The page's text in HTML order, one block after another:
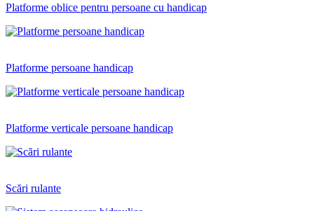
Platforme oblice pentru persoane cu handicap
Platforme persoane handicap
Platforme verticale persoane handicap
Scări rulante